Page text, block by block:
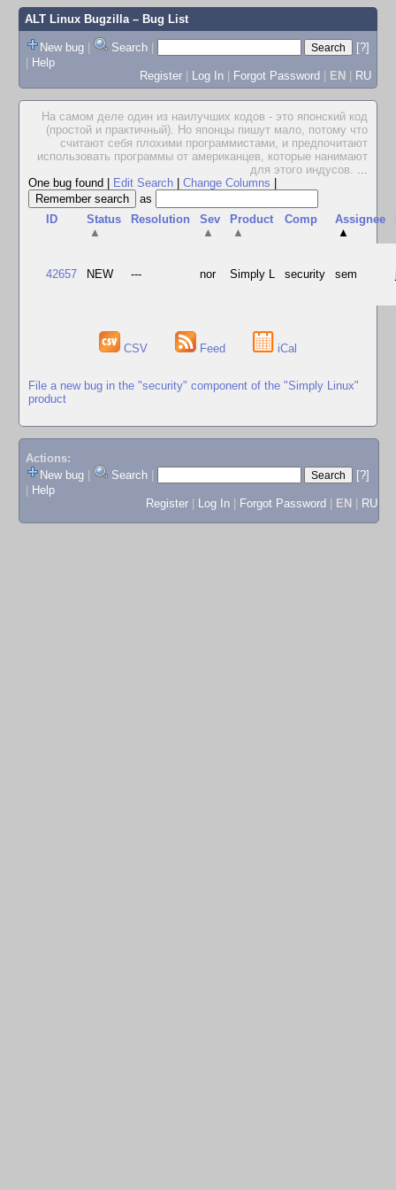
ALT Linux Bugzilla– Bug List
New bug | Search |
[?]
| Help
Register | Log In | Forgot Password | EN | RU
На самом деле один из наилучших кодов - это японский код
(простой и практичный). Но японцы пишут мало, потому что
считают себя плохими программистами, и предпочитают
использовать программы от американцев, которые нанимают
для этого индусов. ...
One bug found
Edit Search Change Columns
as
ID
Status
▲
Resolution
Sev
▲
Product
▲
Comp
Assignee
▲
42657 NEW --- nor Simply L security sem
CSV Feed iCal
File a new bug in the "security" component of the "Simply Linux"
product
Actions:
New bug
Search
[?]
Help
Register
Log In Forgot Password EN RU